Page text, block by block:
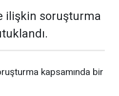
ilişkin soruşturma
kapsamında bir